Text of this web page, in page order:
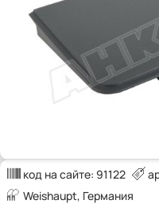
код на сайте: 91122
Weishaupt, Германия